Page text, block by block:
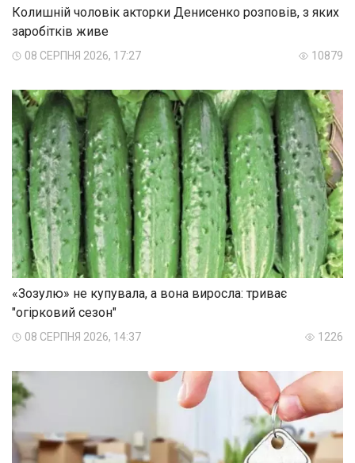
Колишній чоловік акторки Денисенко розповів, з яких
заробітків живе
08 СЕРПНЯ 2026, 17:27 10879
«Зозулю» не купувала, а вона виросла: триває
"огірковий сезон"
08 СЕРПНЯ 2026, 14:37 1226